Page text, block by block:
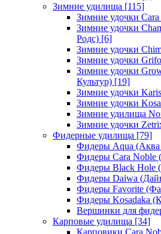
Зимние удилища [115]
Зимние удочки
Зимние удочки
Родс) [6]
Зимние удочки
Зимние удочки
Зимние удочки
Культур) [19]
Зимние удочки
Зимние удочки
Зимние удилища
Зимние удочки
Фидерные удилища [79]
Фидеры Aqua
Фидеры Cara Noble
Фидеры Black Hole
Фидеры Daiwa
Фидеры Favorite
Фидеры Kosadaka
Вершинки для
Карповые удилища [34]